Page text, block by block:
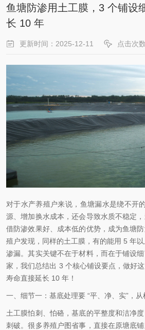
鱼塘防渗用土工膜，3 个铺设
长 10 年
更新时间：2025-12-11 点击次
对于水产养殖户来说，鱼塘漏水是绕不
源、增加换水成本，还会导致水质不稳定
借防渗效果好、成本低的优势，成为鱼塘
殖户发现，同样的土工膜，有的能用 5 年
渗漏。其实关键不在于材料，而在于铺设
家，我们总结出 3 个核心铺设要点，做好
寿命直接延长 10 年！
一、细节一：基底处理要 “平、净、实”，
土工膜怕刺、怕硌，基底的平整度和洁净
刺破。很多养殖户图省事，直接在原塘底